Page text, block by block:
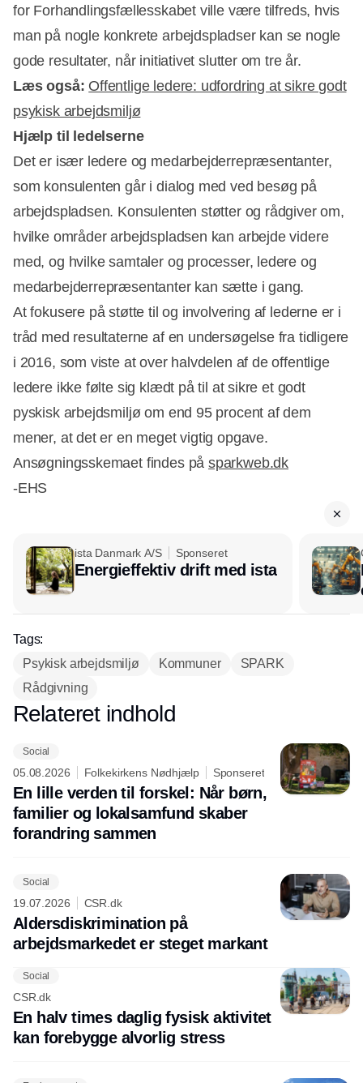
for Forhandlingsfællesskabet ville være tilfreds, hvis
man på nogle konkrete arbejdspladser kan se nogle
gode resultater, når initiativet slutter om tre år.
Læs også: Offentlige ledere: udfordring at sikre godt
psykisk arbejdsmiljø
Hjælp til ledelserne
Det er især ledere og medarbejderrepræsentanter,
som konsulenten går i dialog med ved besøg på
arbejdspladsen. Konsulenten støtter og rådgiver om,
hvilke områder arbejdspladsen kan arbejde videre
med, og hvilke samtaler og processer, ledere og
medarbejderrepræsentanter kan sætte i gang.
At fokusere på støtte til og involvering af lederne er i
tråd med resultaterne af en undersøgelse fra tidligere
i 2016, som viste at over halvdelen af de offentlige
ledere ikke følte sig klædt på til at sikre et godt
pyskisk arbejdsmiljø om end 95 procent af dem
mener, at det er en meget vigtig opgave.
Ansøgningsskemaet findes på sparkweb.dk
-EHS
ista Danmark A/S Sponseret
Energieffektiv drift med ista
Tags:
Psykisk arbejdsmiljø
Kommuner
SPARK
Rådgivning
Annonce
Relateret indhold
Social
05.08.2026 Folkekirkens Nødhjælp Sponseret
En lille verden til forskel: Når børn,
familier og lokalsamfund skaber
forandring sammen
Social
19.07.2026 CSR.dk
Aldersdiskrimination på
arbejdsmarkedet er steget markant
Social
CSR.dk
En halv times daglig fysisk aktivitet
kan forebygge alvorlig stress